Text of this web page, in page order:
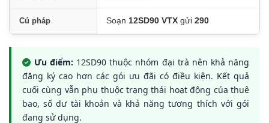
Cú pháp Soạn 12SD90 VTX gửi 290
Ưu điểm: 12SD90 thuộc nhóm đại trà nên khả năng
đăng ký cao hơn các gói ưu đãi có điều kiện. Kết quả
cuối cùng vẫn phụ thuộc trạng thái hoạt động của thuê
bao, số dư tài khoản và khả năng tương thích với gói
đang sử dụng.